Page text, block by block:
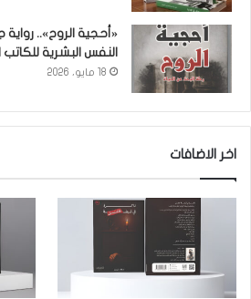
«أحجية الروح»..
النفس البشرية
18 مايو، 2026
اخر الاضافات